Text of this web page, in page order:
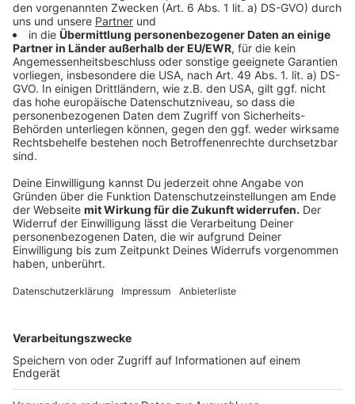
Gummersbach. Das Thema Klimawandel bereitet ihm
schon seit einigen Jahren Sorgen, denn die Folgen, die
eine immer wärmer werdende Welt auf unsere
Gesundheit haben wird, sind enorm, sagt der Arzt. Die
ersten Auswirkungen zeigen sich schon jetzt.
Weiterlesen, Beitrag hören und Video sehen
Anzeige
Der Landwirt
Anzeige
"Letztes Jahr war für meinen Großvater auch der
noch nicht erlebt." Jan ist Ende zwanzig und Landwirt.
Zusammen mit seinen beiden Brüdern und dem Vater
betreibt er einen Bauernhof in Ratingen-Homberg...